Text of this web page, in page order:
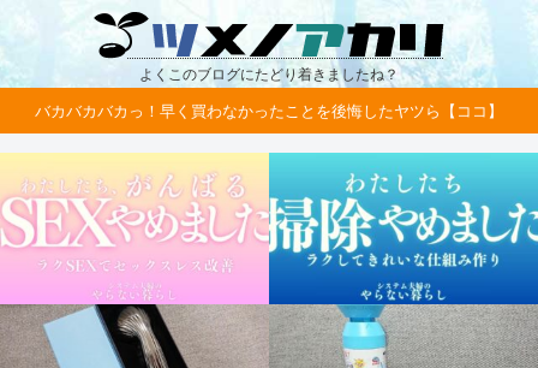
よくこのブログにたどり着きましたね？
バカバカバカっ！早く買わなかったことを後悔したヤツら【ココ】